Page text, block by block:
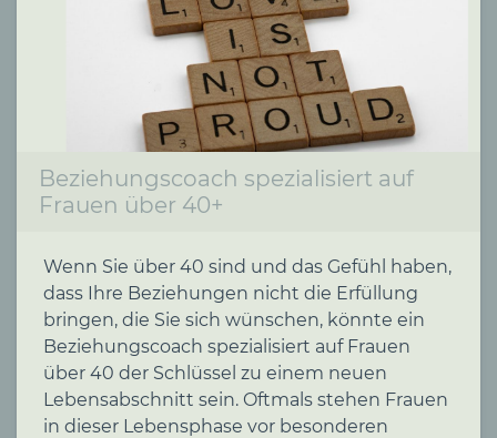
Beziehungscoach spezialisiert auf
Frauen über 40+
Wenn Sie über 40 sind und das Gefühl haben,
dass Ihre Beziehungen nicht die Erfüllung
bringen, die Sie sich wünschen, könnte ein
Beziehungscoach spezialisiert auf Frauen
über 40 der Schlüssel zu einem neuen
Lebensabschnitt sein. Oftmals stehen Frauen
in dieser Lebensphase vor besonderen